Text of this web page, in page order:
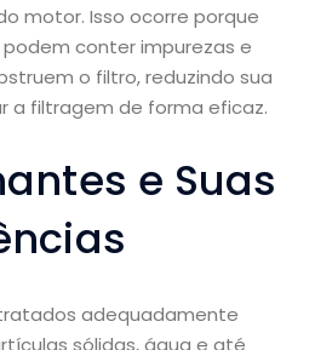
motor. Isso ocorre porque
conter impurezas e
o filtro, reduzindo sua
a filtragem de forma eficaz.
e Suas
adequadamente
sólidas, água e até